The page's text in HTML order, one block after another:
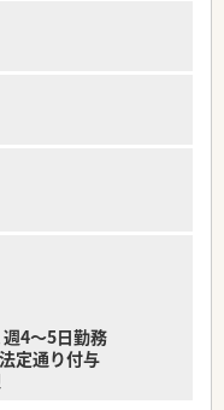
在宅医療にも注力してお
導も実施します。
ていただきます。
たすため、地域住民に向け
催しています。
進し、有給休暇の取得促進
で共通のシステムやマニュ
を確立しています。
4～5日勤務
定通り付与